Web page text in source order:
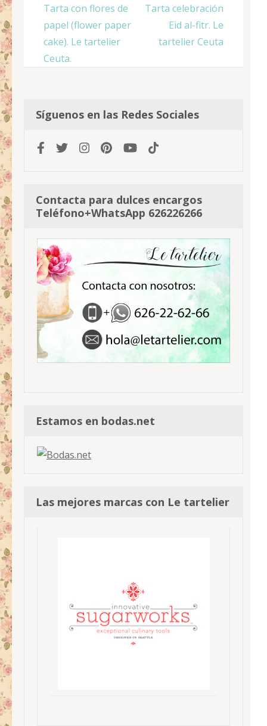
Navegación
de
entradas
Tarta con flores de
papel (flower paper
cake). Le tartelier
Ceuta.
Tarta celebración
Eid al-fitr. Le
tartelier Ceuta
Síguenos en las Redes Sociales
Contacta para dulces encargos
Teléfono+WhatsApp 626226266
Estamos en bodas.net
Las mejores marcas con Le tartelier